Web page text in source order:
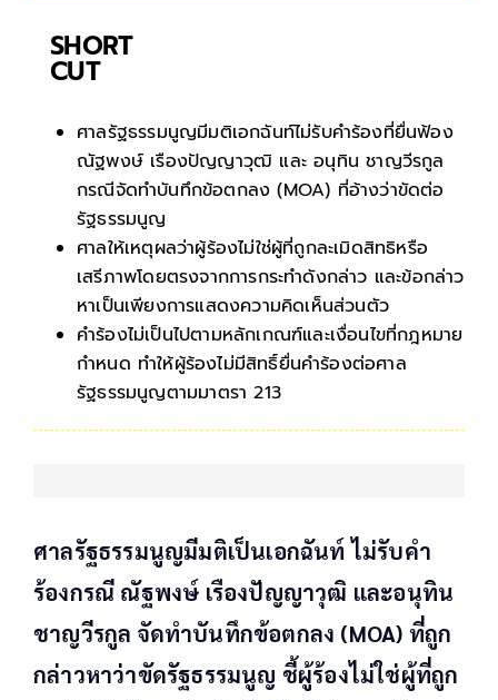
SHORT
CUT
ศาลรัฐธรรมนูญมีมติเอกฉันท์ไม่รับคำร้องที่ยื่นฟ้อง
ณัฐพงษ์ เรืองปัญญาวุฒิ และ อนุทิน ชาญวีรกูล
กรณีจัดทำบันทึกข้อตกลง (MOA) ที่อ้างว่าขัดต่อ
รัฐธรรมนูญ
ศาลให้เหตุผลว่าผู้ร้องไม่ใช่ผู้ที่ถูกละเมิดสิทธิหรือ
เสรีภาพโดยตรงจากการกระทำดังกล่าว และข้อกล่าว
หาเป็นเพียงการแสดงความคิดเห็นส่วนตัว
คำร้องไม่เป็นไปตามหลักเกณฑ์และเงื่อนไขที่กฎหมาย
กำหนด ทำให้ผู้ร้องไม่มีสิทธิ์ยื่นคำร้องต่อศาล
รัฐธรรมนูญตามมาตรา 213
ศาลรัฐธรรมนูญมีมติเป็นเอกฉันท์ ไม่รับคำ
ร้องกรณี ณัฐพงษ์ เรืองปัญญาวุฒิ และอนุทิน
ชาญวีรกูล จัดทำบันทึกข้อตกลง (MOA) ที่ถูก
กล่าวหาว่าขัดรัฐธรรมนูญ ชี้ผู้ร้องไม่ใช่ผู้ที่ถูก